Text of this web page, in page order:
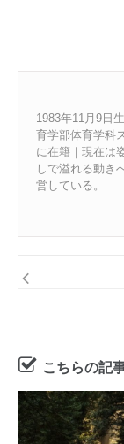
1983年11月9日
育学部体育学科
に在籍｜現在は
しで溢れる動き
営している。
こちらの記